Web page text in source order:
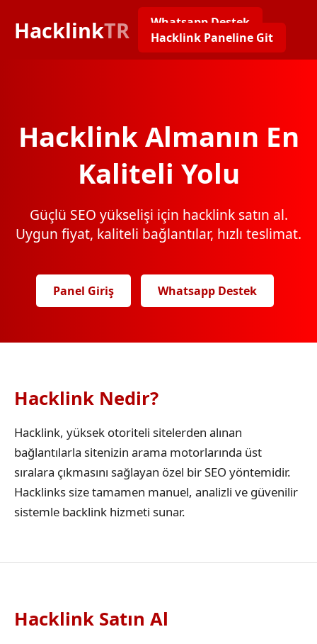
HacklinkTR
Whatsapp Destek
Hacklink Paneline Git
Hacklink Almanın En
Kaliteli Yolu
Güçlü SEO yükselişi için hacklink satın al.
Uygun fiyat, kaliteli bağlantılar, hızlı teslimat.
Panel Giriş Whatsapp Destek
Hacklink Nedir?
Hacklink, yüksek otoriteli sitelerden alınan
bağlantılarla sitenizin arama motorlarında üst
sıralara çıkmasını sağlayan özel bir SEO yöntemidir.
Hacklinks size tamamen manuel, analizli ve güvenilir
sistemle backlink hizmeti sunar.
Hacklink Satın Al